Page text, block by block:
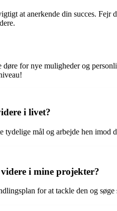
at anerkende din succes.
døre for nye muligheder og
i livet?
mål og arbejde hen
i mine projekter?
for at tackle den og